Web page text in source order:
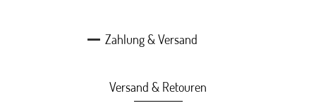
Zahlung & Versand
Versand & Retouren